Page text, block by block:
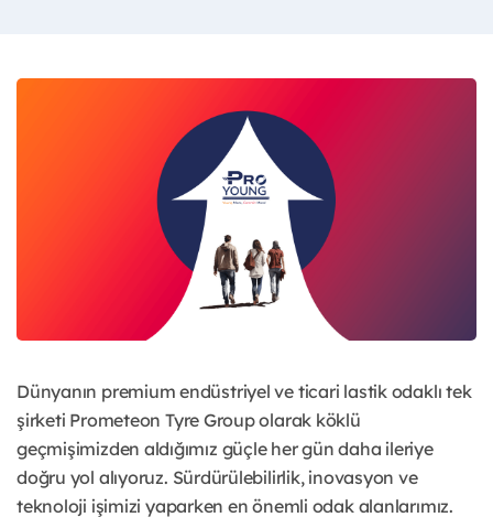
Dünyanın premium endüstriyel ve ticari lastik odaklı tek
şirketi Prometeon Tyre Group olarak köklü
geçmişimizden aldığımız güçle her gün daha ileriye
doğru yol alıyoruz. Sürdürülebilirlik, inovasyon ve
teknoloji işimizi yaparken en önemli odak alanlarımız.